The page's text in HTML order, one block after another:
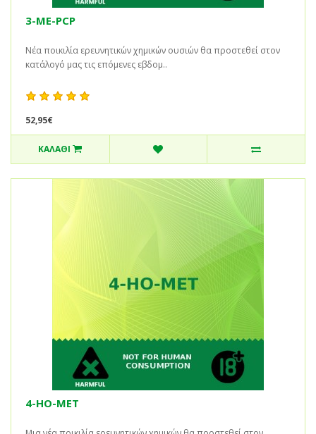
3-ME-PCP
Νέα ποικιλία ερευνητικών χημικών ουσιών θα προστεθεί στον
κατάλογό μας τις επόμενες εβδομ..
52,95€
ΚΑΛΆΘΙ
4-HO-MET